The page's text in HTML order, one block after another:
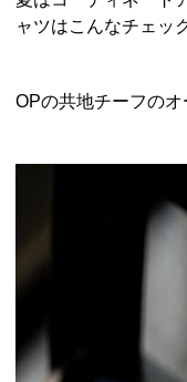
ャツはこんなチェッ
OPの共地チーフのオ